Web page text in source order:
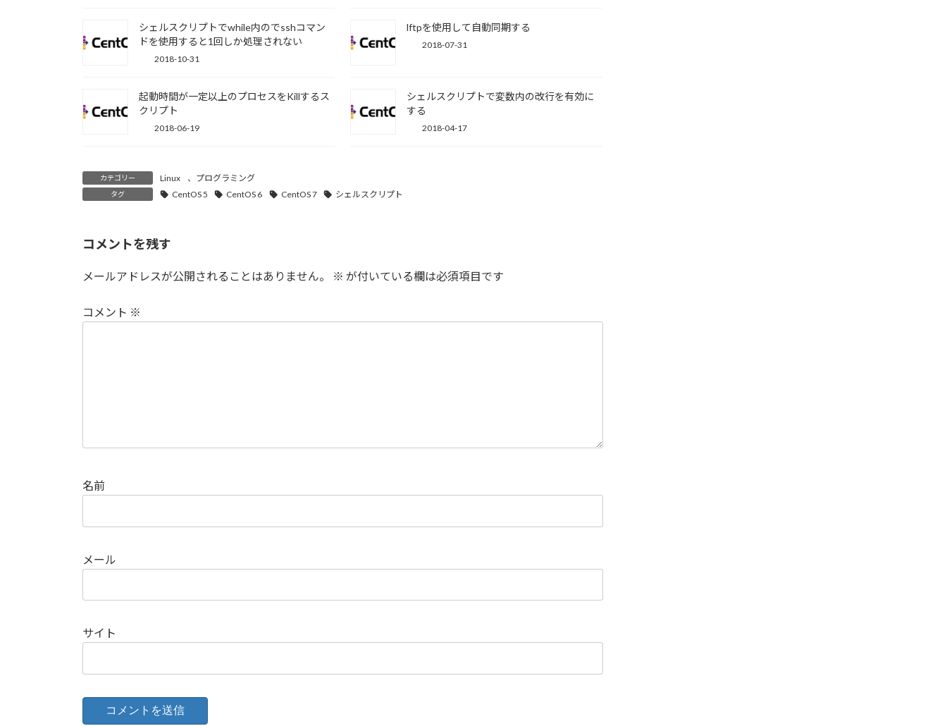
シェルスクリプトでwhile内のでsshコマン
ドを使用すると1回しか処理されない
2018-10-31
lftpを使用して自動同期する
2018-07-31
起動時間が一定以上のプロセスをKillするス
クリプト
2018-06-19
シェルスクリプトで変数内の改行を有効に
する
2018-04-17
カテゴリー Linux 、 プログラミング
タグ CentOS 5 CentOS 6 CentOS 7 シェルスクリプト
コメントを残す
メールアドレスが公開されることはありません。 ※ が付いている欄は必須項目です
コメント ※
名前
メール
サイト